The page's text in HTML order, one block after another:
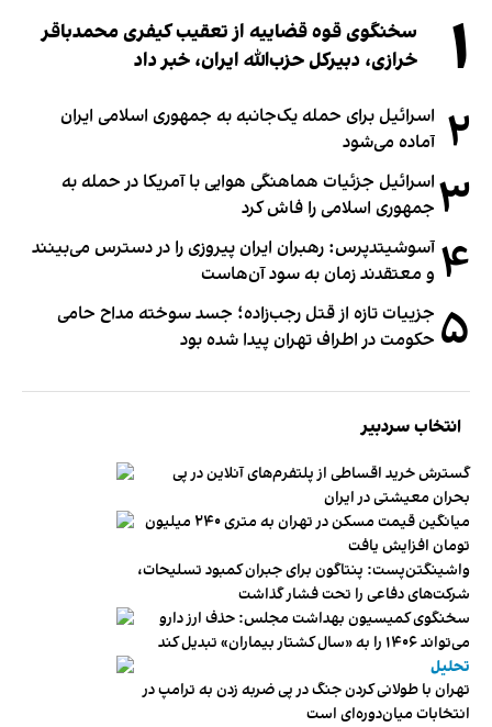
۱
سخنگوی قوه قضاییه از تعقیب کیفری محمدباقر
خرازی، دبیر‌کل حزب‌الله ایران، خبر داد
۲ اسرائیل برای حمله یک‌جانبه به جمهوری اسلامی ایران
آماده می‌شود
۳ اسرائیل جزئیات هماهنگی هوایی با آمریکا در حمله به
جمهوری اسلامی را فاش کرد
۴ آسوشیتدپرس: رهبران ایران پیروزی را در دسترس می‌بینند
و معتقدند زمان به سود آن‌هاست
۵ جزییات تازه از قتل رجب‌زاده؛ جسد سوخته مداح حامی
حکومت در اطراف تهران پیدا شده بود
انتخاب سردبیر
گسترش خرید اقساطی از پلتفرم‌های آنلاین در پی
بحران معیشتی در ایران
میانگین قیمت مسکن در تهران به متری ۲۴۰ میلیون
تومان افزایش یافت
واشینگتن‌پست: پنتاگون برای جبران کمبود تسلیحات،
شرکت‌های دفاعی را تحت فشار گذاشت
سخنگوی کمیسیون بهداشت مجلس: حذف ارز دارو
می‌تواند ۱۴۰۶ را به «سال کشتار بیماران» تبدیل کند
تحلیل
تهران با طولانی کردن جنگ در پی ضربه زدن به ترامپ در
انتخابات میان‌دوره‌ای است